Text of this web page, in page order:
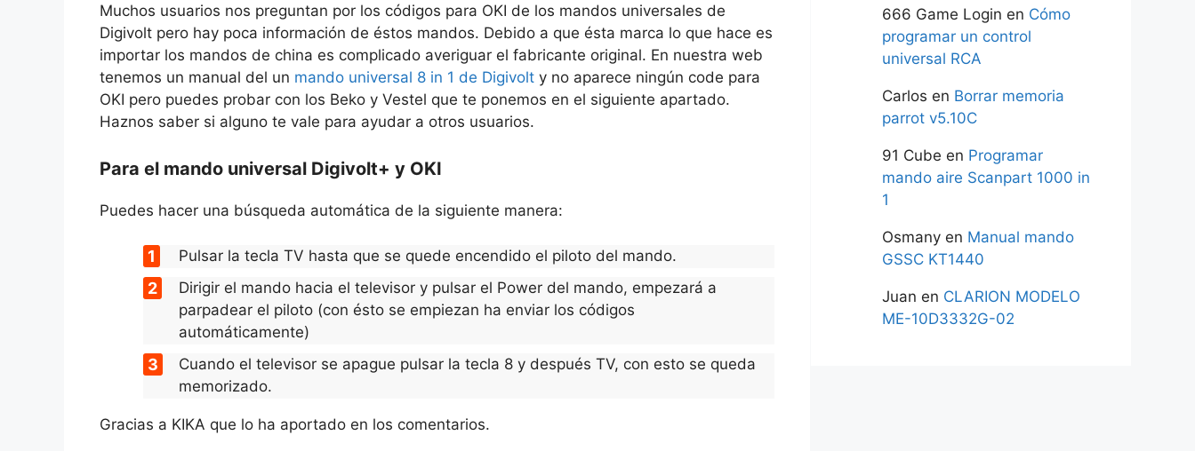
Muchos usuarios nos preguntan por los códigos para OKI de los mandos universales de
Digivolt pero hay poca información de éstos mandos. Debido a que ésta marca lo que hace es
importar los mandos de china es complicado averiguar el fabricante original. En nuestra web
tenemos un manual del un mando universal 8 in 1 de Digivolt y no aparece ningún code para
OKI pero puedes probar con los Beko y Vestel que te ponemos en el siguiente apartado.
Haznos saber si alguno te vale para ayudar a otros usuarios.
Para el mando universal Digivolt+ y OKI
Puedes hacer una búsqueda automática de la siguiente manera:
Pulsar la tecla TV hasta que se quede encendido el piloto del mando.
Dirigir el mando hacia el televisor y pulsar el Power del mando, empezará a
parpadear el piloto (con ésto se empiezan ha enviar los códigos
automáticamente)
Cuando el televisor se apague pulsar la tecla 8 y después TV, con esto se queda
memorizado.
Gracias a KIKA que lo ha aportado en los comentarios.
666 Game Login en Cómo
programar un control
universal RCA
Carlos en Borrar memoria
parrot v5.10C
91 Cube en Programar
mando aire Scanpart 1000 in
1
Osmany en Manual mando
GSSC KT1440
Juan en CLARION MODELO
ME-10D3332G-02